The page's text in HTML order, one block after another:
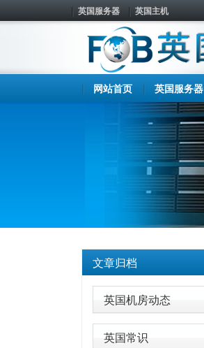
英国服务器 英国主机
网站首页 英国服务器
文章归档
英国机房动态
英国常识